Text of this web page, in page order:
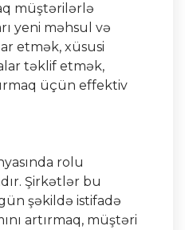
müştərilərlə
yeni məhsul və
etmək, xüsusi
təklif etmək,
üçün effektiv
rolu
Şirkətlər bu
şəkildə istifadə
artırmaq, müştəri